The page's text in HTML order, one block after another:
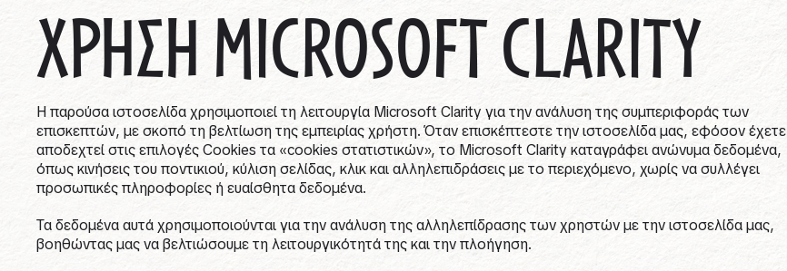
ΧΡΗΣΗ MICROSOFT CLARITY
Η παρούσα ιστοσελίδα χρησιμοποιεί τη λειτουργία Microsoft Clarity για την ανάλυση της συμπεριφοράς των
επισκεπτών, με σκοπό τη βελτίωση της εμπειρίας χρήστη. Όταν επισκέπτεστε την ιστοσελίδα μας, εφόσον έχετε
αποδεχτεί στις επιλογές Cookies τα «cookies στατιστικών», το Microsoft Clarity καταγράφει ανώνυμα δεδομένα,
όπως κινήσεις του ποντικιού, κύλιση σελίδας, κλικ και αλληλεπιδράσεις με το περιεχόμενο, χωρίς να συλλέγει
προσωπικές πληροφορίες ή ευαίσθητα δεδομένα.
Τα δεδομένα αυτά χρησιμοποιούνται για την ανάλυση της αλληλεπίδρασης των χρηστών με την ιστοσελίδα μας,
βοηθώντας μας να βελτιώσουμε τη λειτουργικότητά της και την πλοήγηση.